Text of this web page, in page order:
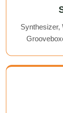
Synthesizer,